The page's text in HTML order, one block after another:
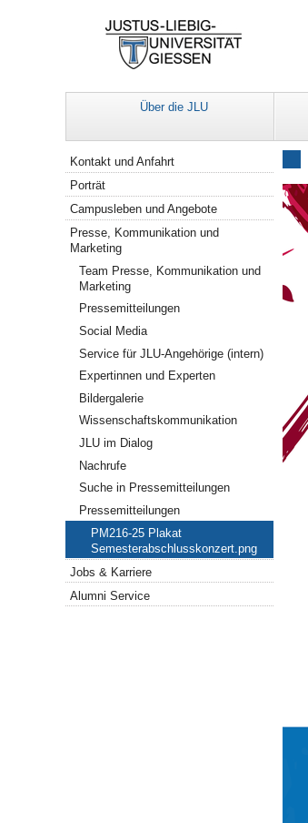
Über die JLU
Navigation
Kontakt und Anfahrt
Porträt
Campusleben und Angebote
Presse, Kommunikation und
Marketing
Team Presse, Kommunikation und
Marketing
Pressemitteilungen
Social Media
Service für JLU-Angehörige (intern)
Expertinnen und Experten
Bildergalerie
Wissenschaftskommunikation
JLU im Dialog
Nachrufe
Suche in Pressemitteilungen
Pressemitteilungen
PM216-25 Plakat
Semesterabschlusskonzert.png
Jobs & Karriere
Alumni Service